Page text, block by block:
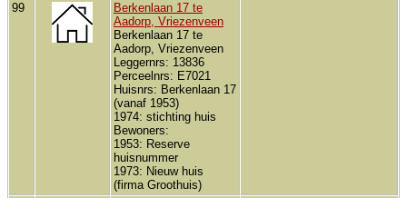
99
Berkenlaan 17 te
Aadorp, Vriezenveen
Berkenlaan 17 te
Aadorp, Vriezenveen
Leggernrs: 13836
Perceelnrs: E7021
Huisnrs: Berkenlaan 17
(vanaf 1953)
1974: stichting huis
Bewoners:
1953: Reserve
huisnummer
1973: Nieuw huis
(firma Groothuis)